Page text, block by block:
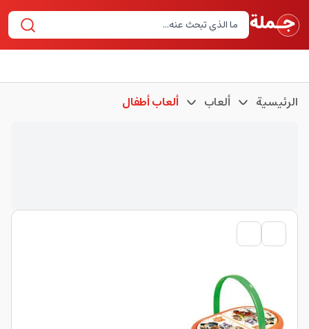
الرئيسية ألعاب ألعاب أطفال